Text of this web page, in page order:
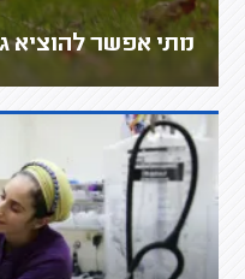
מתי אפשר להוציא